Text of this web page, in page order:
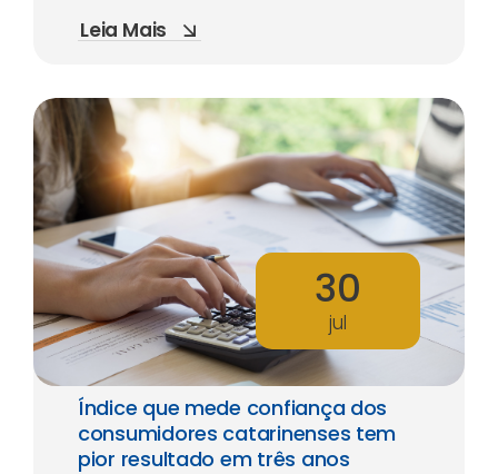
Leia Mais
30
jul
Índice que mede confiança dos
consumidores catarinenses tem
pior resultado em três anos